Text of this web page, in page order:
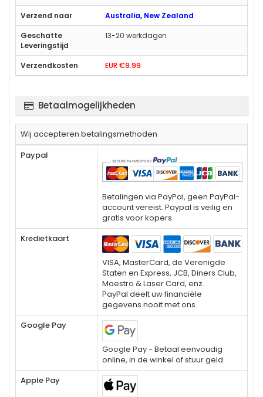
Australia, New Zealand
13-20 werkdagen
EUR €9.99
Betaalmogelijkheden
Wij accepteren betalingsmethoden
Paypal
Betalingen via PayPal, geen PayPal-
account vereist. Paypal is veilig en
gratis voor kopers.
Kredietkaart
VISA, MasterCard, de Verenigde
Staten en Express, JCB, Diners Club,
Maestro & Laser Card, enz.
PayPal deelt uw financiële
gegevens nooit met ons.
Google Pay
Google Pay - Betaal eenvoudig
online, in de winkel of stuur geld.
Apple Pay